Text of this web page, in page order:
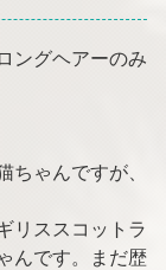
ングヘアーのみ
ちゃんですが、
リススコットラ
んです。まだ歴